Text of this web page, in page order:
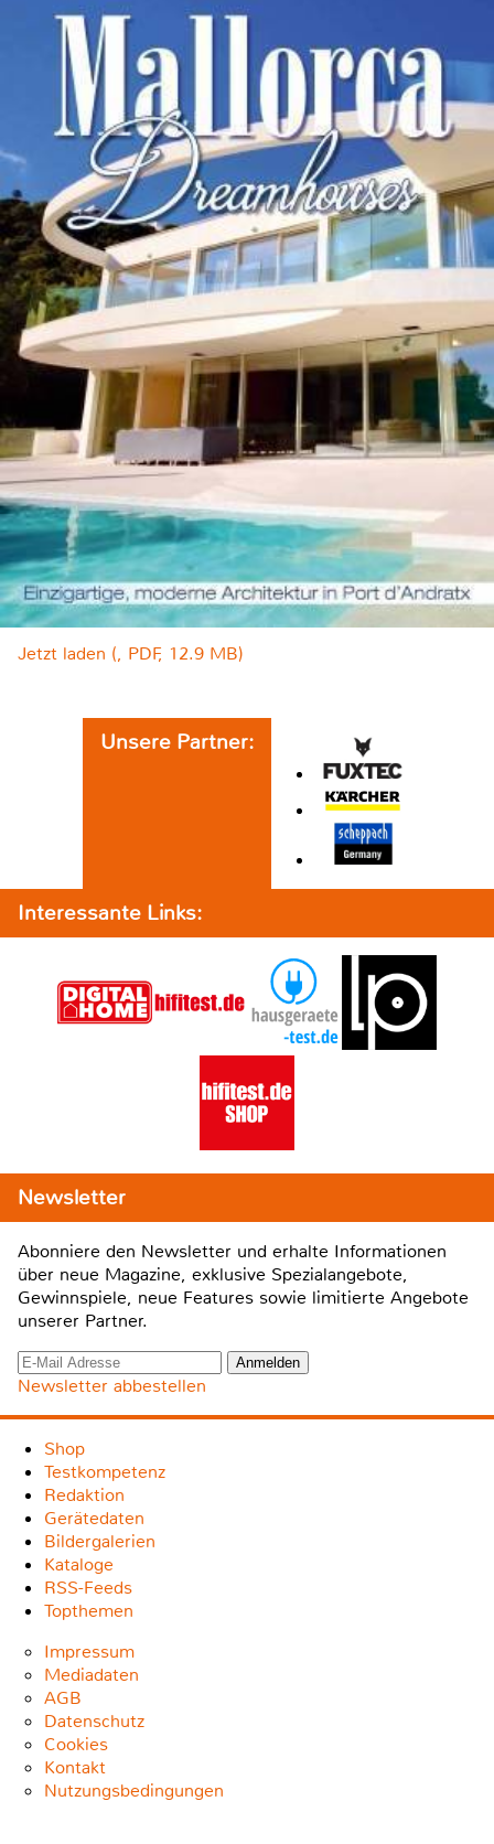
Jetzt laden (, PDF, 12.9 MB)
Unsere Partner:
Interessante Links:
Newsletter
Abonniere den Newsletter und erhalte Informationen
über neue Magazine, exklusive Spezialangebote,
Gewinnspiele, neue Features sowie limitierte Angebote
unserer Partner.
Newsletter abbestellen
Shop
Testkompetenz
Redaktion
Gerätedaten
Bildergalerien
Kataloge
RSS-Feeds
Topthemen
Impressum
Mediadaten
AGB
Datenschutz
Cookies
Kontakt
Nutzungsbedingungen